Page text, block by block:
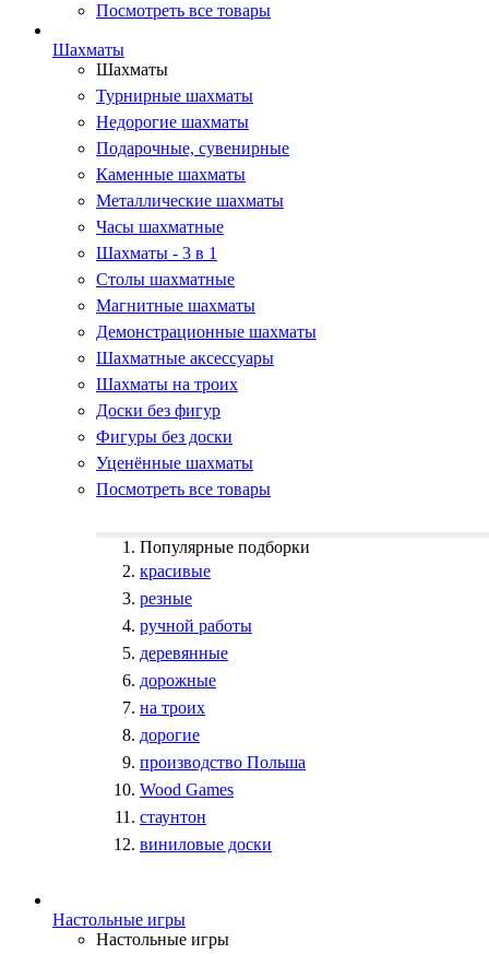
Посмотреть все товары
Шахматы
Шахматы
Турнирные шахматы
Недорогие шахматы
Подарочные, сувенирные
Каменные шахматы
Металлические шахматы
Часы шахматные
Шахматы - 3 в 1
Столы шахматные
Магнитные шахматы
Демонстрационные шахматы
Шахматные аксессуары
Шахматы на троих
Доски без фигур
Фигуры без доски
Уценённые шахматы
Посмотреть все товары
Популярные подборки
красивые
резные
ручной работы
деревянные
дорожные
на троих
дорогие
производство Польша
Wood Games
стаунтон
виниловые доски
Настольные игры
Настольные игры